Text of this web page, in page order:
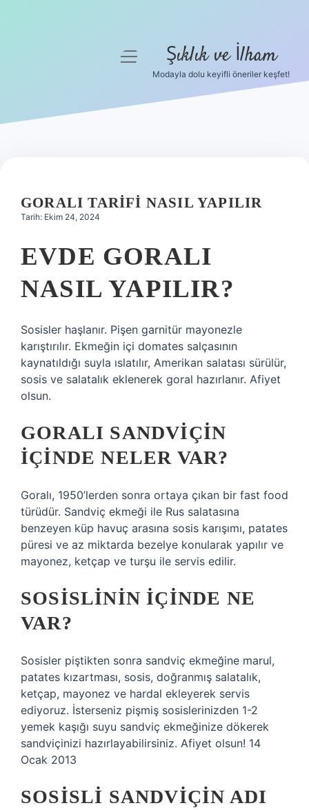
Hakkımızda
menüyü
Şıklık ve İlham
Modayla dolu keyifli öneriler keşfet!
GORALI TARIFI NASIL YAPILIR
Tarih: Ekim 24, 2024
EVDE GORALI
NASIL YAPILIR?
Sosisler haşlanır. Pişen garnitür mayonezle
karıştırılır. Ekmeğin içi domates salçasının
kaynatıldığı suyla ıslatılır, Amerikan salatası sürülür,
sosis ve salatalık eklenerek goral hazırlanır. Afiyet
olsun.
GORALI SANDVIÇIN
IÇINDE NELER VAR?
Goralı, 1950’lerden sonra ortaya çıkan bir fast food
türüdür. Sandviç ekmeği ile Rus salatasına
benzeyen küp havuç arasına sosis karışımı, patates
püresi ve az miktarda bezelye konularak yapılır ve
mayonez, ketçap ve turşu ile servis edilir.
SOSISLININ IÇINDE NE
VAR?
Sosisler piştikten sonra sandviç ekmeğine marul,
patates kızartması, sosis, doğranmış salatalık,
ketçap, mayonez ve hardal ekleyerek servis
ediyoruz. İsterseniz pişmiş sosislerinizden 1-2
yemek kaşığı suyu sandviç ekmeğinize dökerek
sandviçinizi hazırlayabilirsiniz. Afiyet olsun! 14
Ocak 2013
SOSISLI SANDVIÇIN ADI